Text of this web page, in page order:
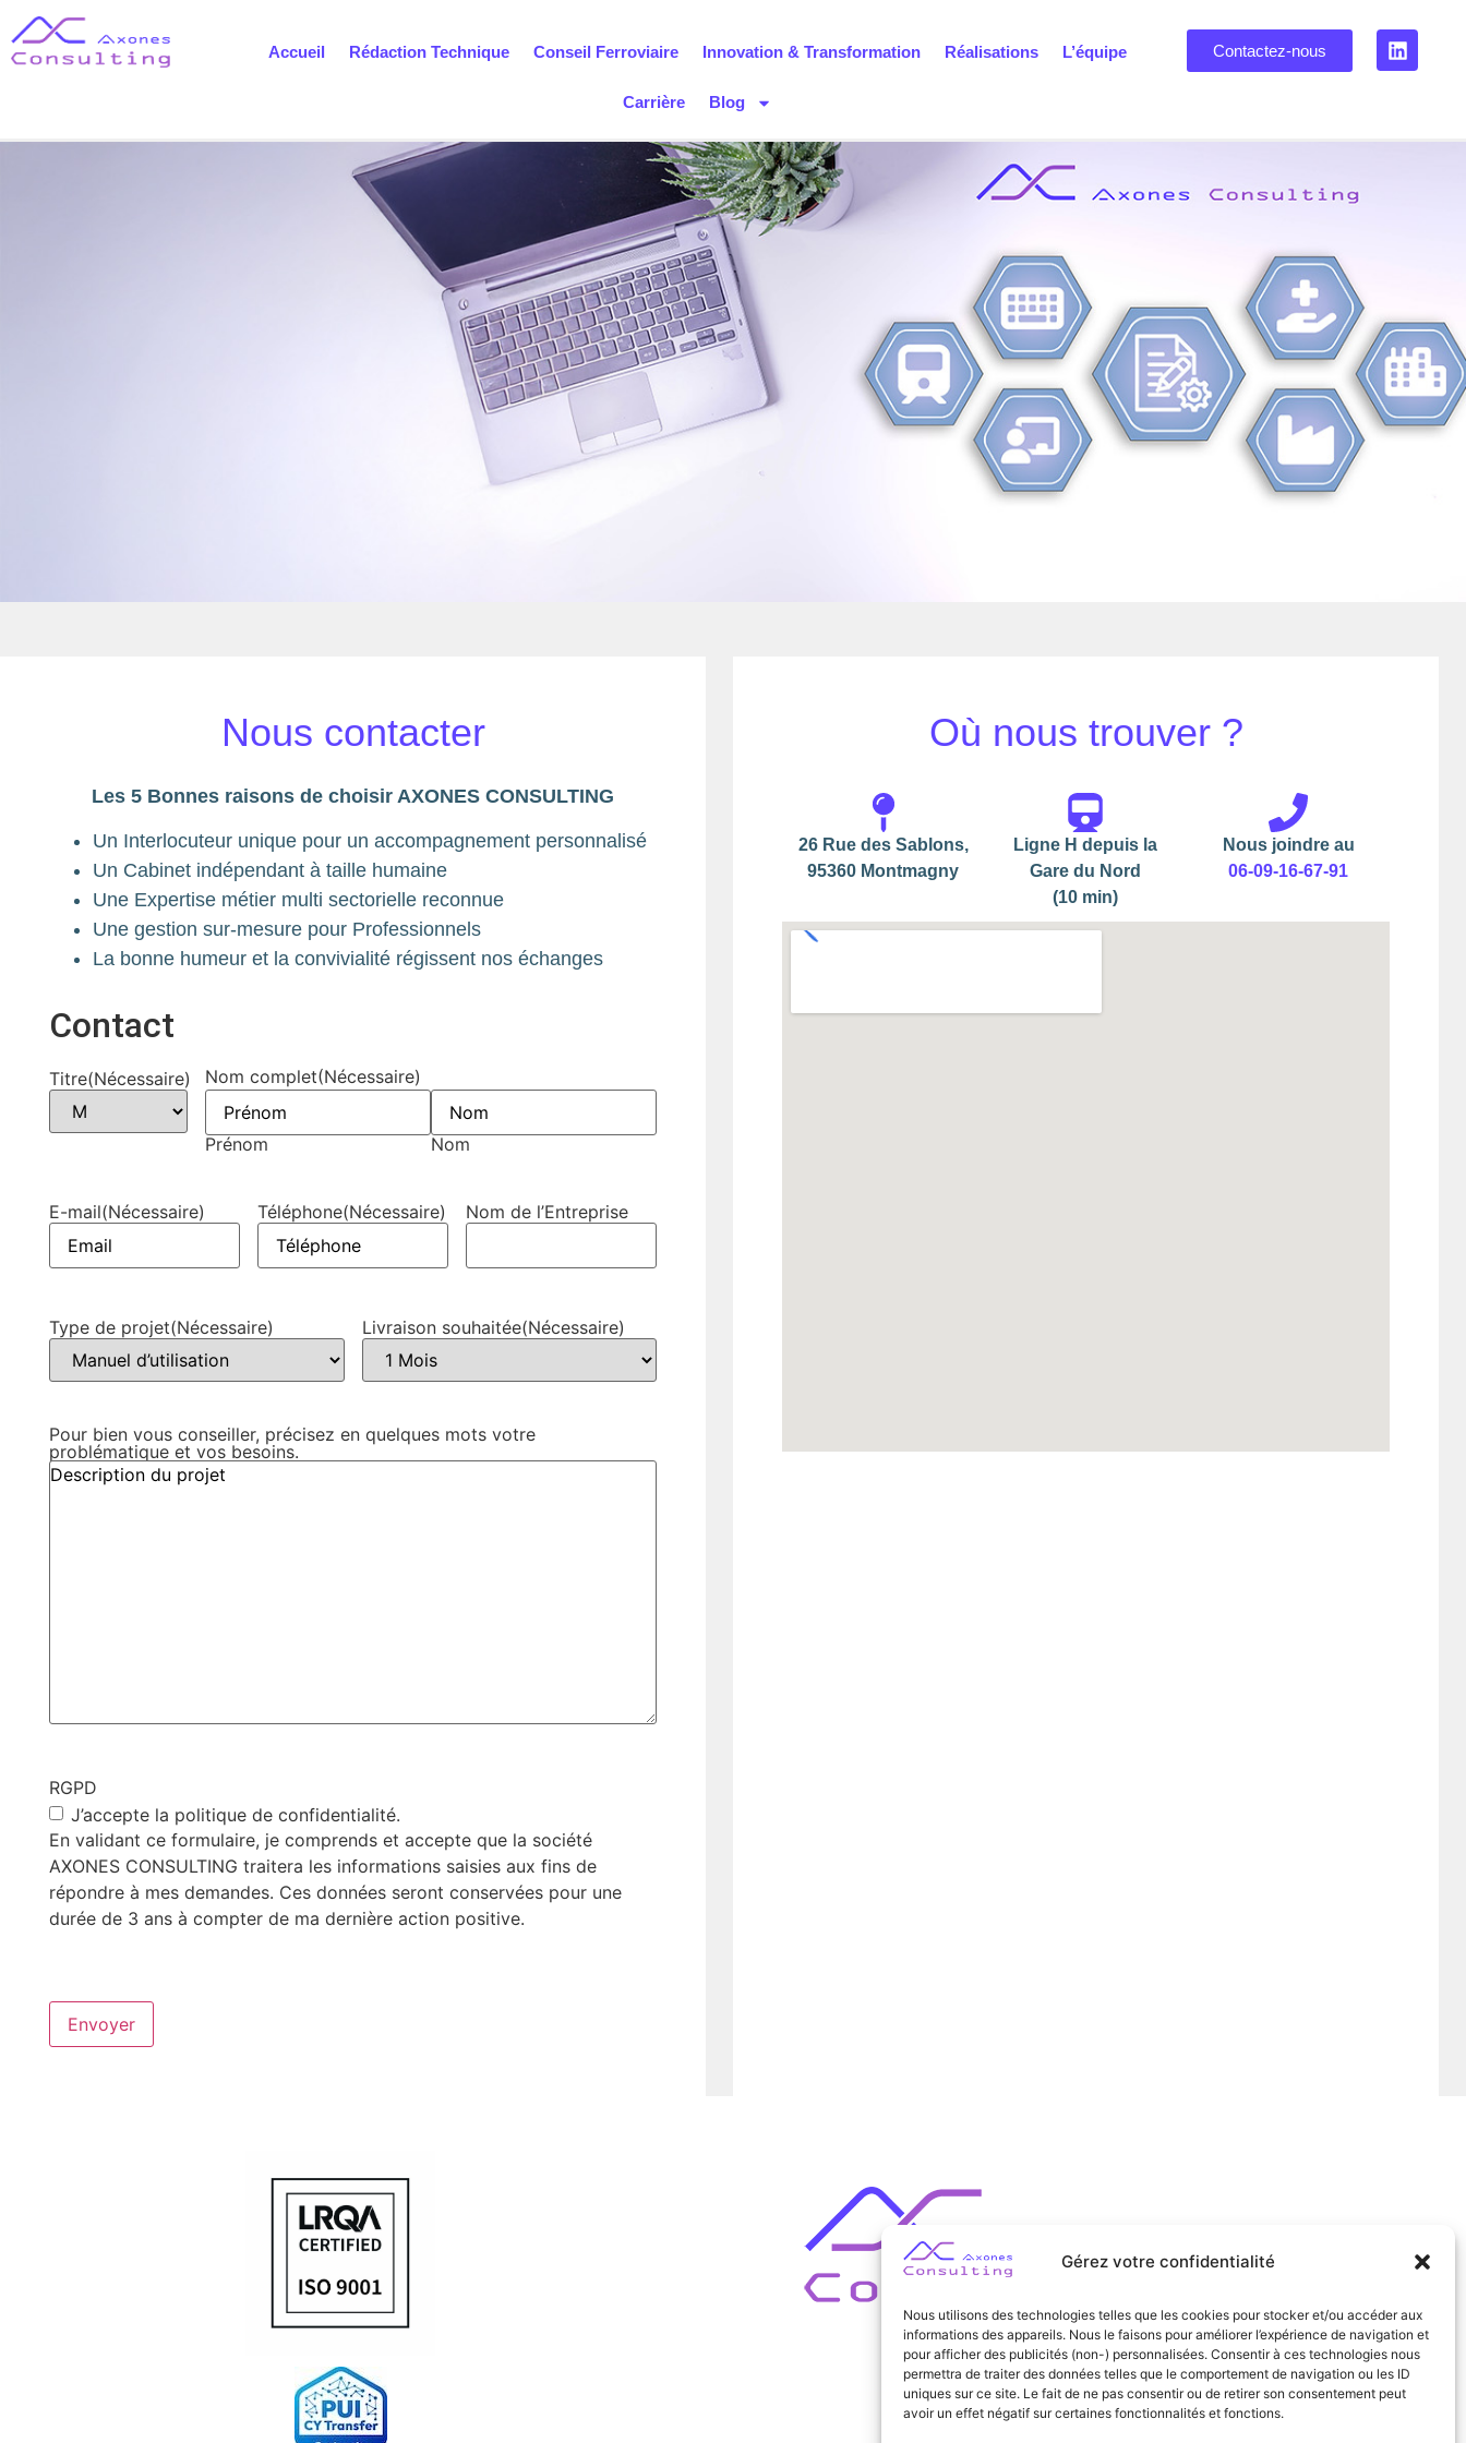
Gérez votre confidentialité
Nous utilisons des technologies telles que les cookies pour stocker et/ou accéder aux
informations des appareils. Nous le faisons pour améliorer l’expérience de navigation et
pour afficher des publicités (non-) personnalisées. Consentir à ces technologies nous
permettra de traiter des données telles que le comportement de navigation ou les ID
uniques sur ce site. Le fait de ne pas consentir ou de retirer son consentement peut
avoir un effet négatif sur certaines fonctionnalités et fonctions.
Accueil Rédaction Technique Conseil Ferroviaire Innovation & Transformation Réalisations L’équipe
Carrière Blog
Contactez-nous
Nous contacter
Les 5 Bonnes raisons de choisir AXONES CONSULTING
Un Interlocuteur unique pour un accompagnement personnalisé
Un Cabinet indépendant à taille humaine
Une Expertise métier multi sectorielle reconnue
Une gestion sur-mesure pour Professionnels
La bonne humeur et la convivialité régissent nos échanges
Contact
Titre(Nécessaire) Nom complet(Nécessaire)
Prénom Nom
E-mail(Nécessaire) Téléphone(Nécessaire) Nom de l’Entreprise
Type de projet(Nécessaire) Livraison souhaitée(Nécessaire)
Pour bien vous conseiller, précisez en quelques mots votre
problématique et vos besoins.
RGPD
J’accepte la politique de confidentialité.
En validant ce formulaire, je comprends et accepte que la société
AXONES CONSULTING traitera les informations saisies aux fins de
répondre à mes demandes. Ces données seront conservées pour une
durée de 3 ans à compter de ma dernière action positive.
Envoyer
Où nous trouver ?
26 Rue des Sablons,
95360 Montmagny
Ligne H depuis la
Gare du Nord
(10 min)
Nous joindre au
06-09-16-67-91